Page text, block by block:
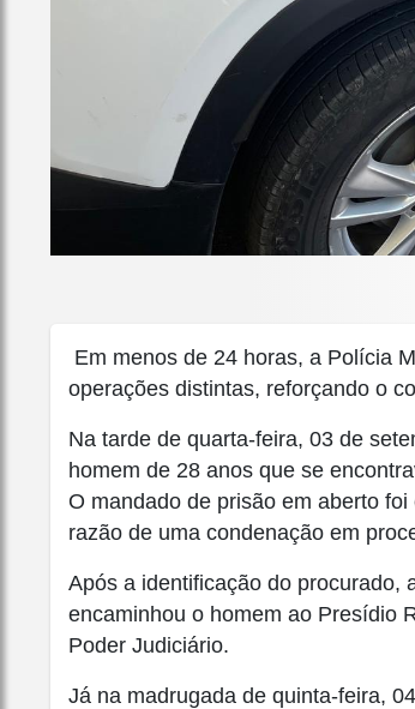
Em menos de 24 horas, a Polícia
operações distintas, reforçando o
Na tarde de quarta-feira, 03 de
homem de 28 anos que se
O mandado de prisão em aberto
razão de uma condenação em
Após a identificação do procurado,
encaminhou o homem ao Presídio
Poder Judiciário.
Já na madrugada de quinta-feira,